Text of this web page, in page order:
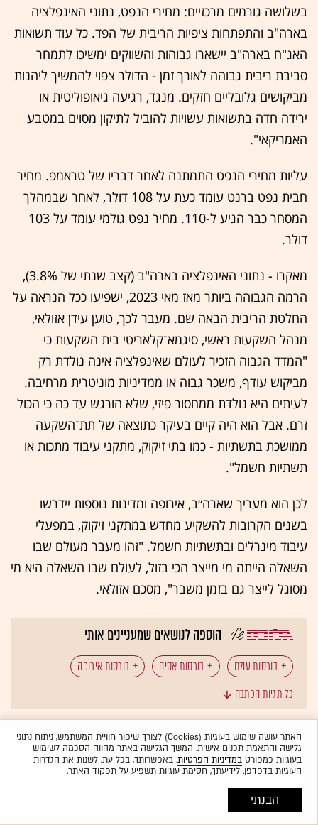
בשלושה גורמים מרכזיים: מחירי הנפט, נתוני האינפלציה
בארה"ב והתפתחות ציפיות הריבית של הפד. כל עוד תשואות
האג"ח בארה"ב יישארו גבוהות והשווקים ימשיכו לתמחר
סביבת ריבית גבוהה לאורך זמן - הדולר צפוי להמשיך ליהנות
מביקושים גלובליים חזקים. מנגד, רגיעה גיאופוליטית או
ירידה חדה בתשואות עשויות להוביל לתיקון מסוים במטבע
האמריקאי".
עליות מחירי הנפט התמתנה לאחר דבריו של טראמפ. מחיר
חבית נפט ברנט עומד כעת על 108 דולר, לאחר שבמהלך
המסחר כבר הגיע ל-110. מחיר נפט גולמי עומד על 103
דולר.
מאקרו - נתוני האינפלציה בארה"ב (קצב שנתי של 3.8%),
הרמה הגבוהה ביותר מאז מאי 2023, ישפיעו ככל הנראה על
החלטת הריבית הבאה שם. מעבר לכך, טוען עידן אזולאי,
מנהל השקעות ראשי, סיגמא־קלאריטי בית השקעות כי
"המדד הגבוה הזכיר לעולם שאינפלציה אינה נולדת רק
מביקוש עודף, משכר גבוה או ממדיניות מוניטרית מרחיבה.
לעיתים היא נולדת ממחסור פיזי, שלא הורגש עד כה כי הכול
זרם. אבל הוא היה קיים בעיקר כתוצאה של תת־השקעה
ממושכת בתשתיות - כמו בתי זיקוק, מתקני עיבוד מתכות או
תשתיות חשמל".
לכן הוא מעריך שארה״ב, אירופה ומדינות נוספות יידרשו
בשנים הקרובות להשקיע מחדש במתקני זיקוק, במפעלי
עיבוד מינרלים ובתשתיות חשמל. "זהו מעבר מעולם שבו
השאלה הייתה מי מייצר הכי בזול, לעולם שבו השאלה היא מי
מסוגל לייצר גם בזמן משבר", מסכם אזולאי.
הוספה לנושאים שמעניינים אותי
בורסות עולם בורסות אסיה בורסות אירופה
כל תגיות הכתבה
לתשומת לבכם: מערכת גלובס חותרת לשיח מגוון, ענייני ומכבד בהתאם לקוד האתי
המופיעבדו"ח האמוןלפיו אנו פועלים. ביטויי אלימות, גזענות, הסתה או כל שיח
בלתי הולם אחר מסוננים בצורהאוטומטיתולא יפורסמו באתר.
האתר עושה שימוש בעוגיות (Cookies) לצורך שיפור חוויית המשתמש, ניתוח נתוני
גלישה והתאמת תכנים אישית. המשך הגלישה באתר מהווה הסכמה לשימוש
בעוגיות כמפורטבמדיניות הפרטיות. באפשרותך, בכל עת, לשנות את הגדרות
העוגיות בדפדפן. לידיעתך, חסימת עוגיות תשפיע על תפקוד האתר.
הבנתי